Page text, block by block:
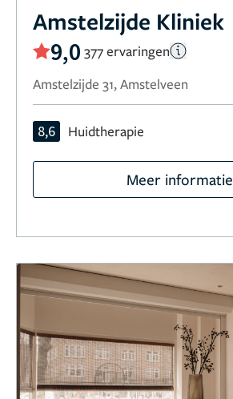
Amstelzijde Kliniek
9,0 377 ervaringen
Amstelzijde 31, Amstelveen
8,6 Huidtherapie
Meer informatie